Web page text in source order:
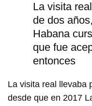
La visita
de dos
Habana
que fue
entonces
La visita real llevaba
desde que en 2017